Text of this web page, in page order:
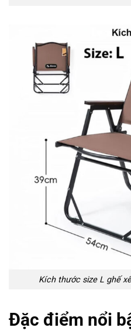
Kích thước size L ghế
Đặc điểm nổi